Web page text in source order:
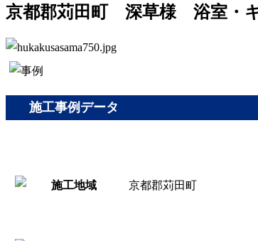
京都郡苅田町 深草様 浴室・
施工事例データ
京都郡苅田町